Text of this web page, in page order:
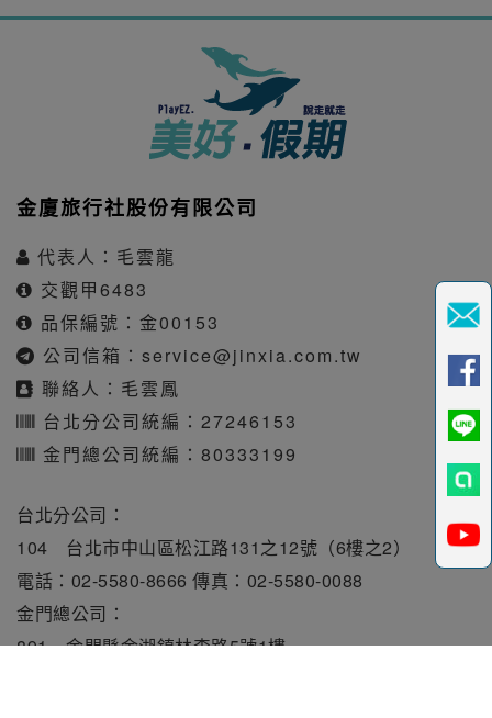
金廈旅行社股份有限公司
代表人：毛雲龍
交觀甲6483
品保編號：金00153
公司信箱： service@jinxia.com.tw
聯絡人：毛雲鳳
台北分公司統編：27246153
金門總公司統編：80333199
台北分公司：
104 台北市中山區松江路131之12號（6樓之2）
電話：02-5580-8666 傳真：02-5580-0088
金門總公司：
891 金門縣金湖鎮林森路5號1樓